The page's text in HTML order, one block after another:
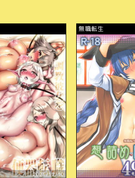
2023/12/10
無職転生